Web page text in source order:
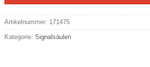
Artikelnummer: 171475
Kategorie: Signalsäulen